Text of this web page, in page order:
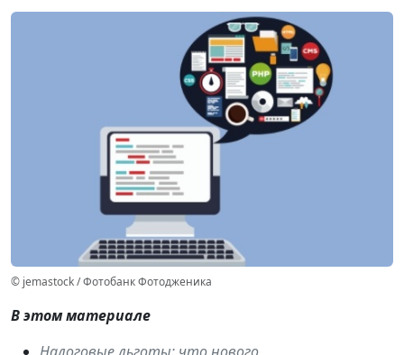
© jemastock / Фотобанк Фотодженика
В этом материале